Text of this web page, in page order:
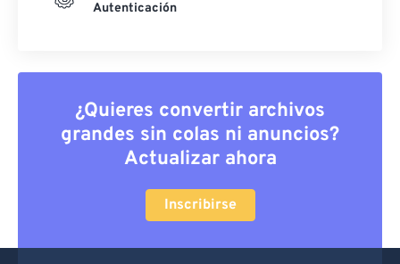
Autenticación
¿Quieres convertir archivos
grandes sin colas ni anuncios?
Actualizar ahora
Inscribirse